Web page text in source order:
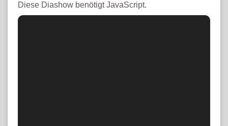
Diese Diashow benötigt JavaScript.